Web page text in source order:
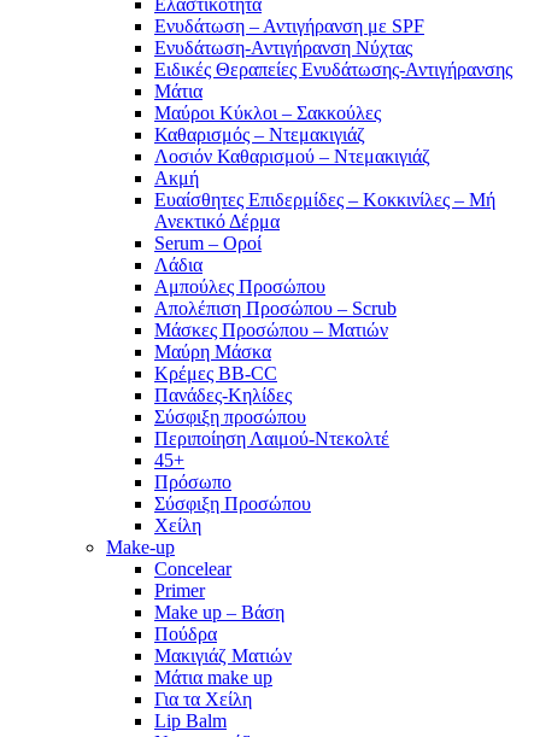
Ελαστικότητα
Ενυδάτωση – Αντιγήρανση με SPF
Ενυδάτωση-Αντιγήρανση Νύχτας
Ειδικές Θεραπείες Ενυδάτωσης-Αντιγήρανσης
Μάτια
Μαύροι Κύκλοι – Σακκούλες
Καθαρισμός – Ντεμακιγιάζ
Λοσιόν Καθαρισμού – Ντεμακιγιάζ
Ακμή
Ευαίσθητες Επιδερμίδες – Κοκκινίλες – Μή
Ανεκτικό Δέρμα
Serum – Οροί
Λάδια
Αμπούλες Προσώπου
Απολέπιση Προσώπου – Scrub
Μάσκες Προσώπου – Ματιών
Μαύρη Μάσκα
Κρέμες BB-CC
Πανάδες-Κηλίδες
Σύσφιξη προσώπου
Περιποίηση Λαιμού-Ντεκολτέ
45+
Πρόσωπο
Σύσφιξη Προσώπου
Χείλη
Make-up
Concelear
Primer
Make up – Βάση
Πούδρα
Μακιγιάζ Ματιών
Μάτια make up
Για τα Χείλη
Lip Balm